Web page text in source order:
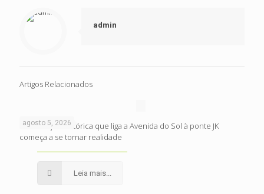
admin
Artigos Relacionados
agosto 5, 2026
Intervenção histórica que liga a Avenida do Sol à ponte JK
começa a se tornar realidade
Leia mais...